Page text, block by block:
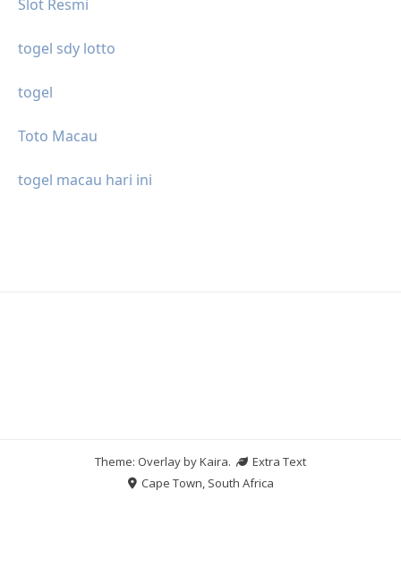
Slot Resmi
togel sdy lotto
togel
Toto Macau
togel macau hari ini
Theme: Overlay byKaira.
Extra Text
Cape Town, South Africa